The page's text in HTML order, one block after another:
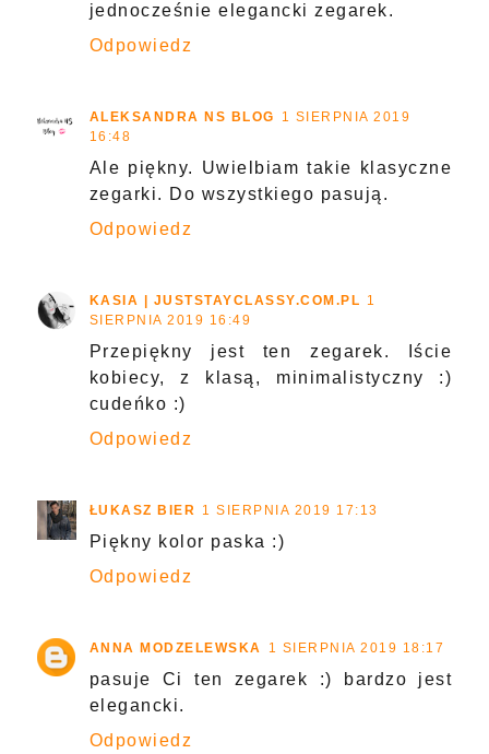
jednocześnie elegancki zegarek.
Odpowiedz
ALEKSANDRA NS BLOG
1 SIERPNIA 2019
16:48
Ale piękny. Uwielbiam takie klasyczne
zegarki. Do wszystkiego pasują.
Odpowiedz
KASIA | JUSTSTAYCLASSY.COM.PL 1
SIERPNIA 2019 16:49
Przepiękny jest ten zegarek. Iście
kobiecy, z klasą, minimalistyczny :)
cudeńko :)
Odpowiedz
ŁUKASZ BIER 1 SIERPNIA 2019 17:13
Piękny kolor paska :)
Odpowiedz
ANNA MODZELEWSKA 1 SIERPNIA 2019 18:17
pasuje Ci ten zegarek :) bardzo jest
elegancki.
Odpowiedz